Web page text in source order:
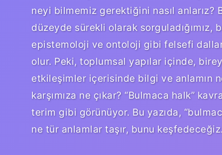
neyi bilmemiz gerektiğini nasıl
düzeyde sürekli olarak sorguladığımız,
epistemoloji ve ontoloji gibi felsefi
olur. Peki, toplumsal yapılar içinde,
etkileşimler içerisinde bilgi ve anlamın
karşımıza ne çıkar? “Bulmaca halk”
terim gibi görünüyor. Bu yazıda,
ne tür anlamlar taşır, bunu keşfedeceğiz.